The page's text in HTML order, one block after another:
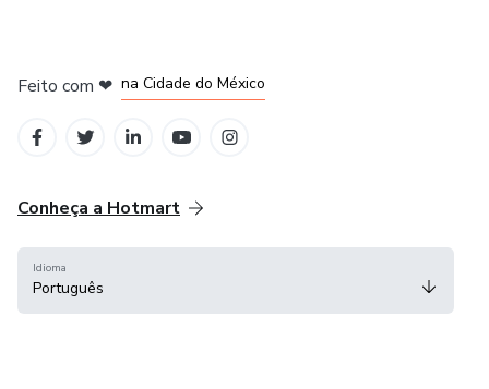
Feito com ❤ na Cidade do México
Conheça a Hotmart
Idioma
Português